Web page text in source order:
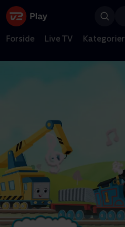
Forside Live TV Kategorier